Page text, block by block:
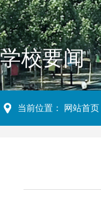
学校要闻
当前位置： 网站首页